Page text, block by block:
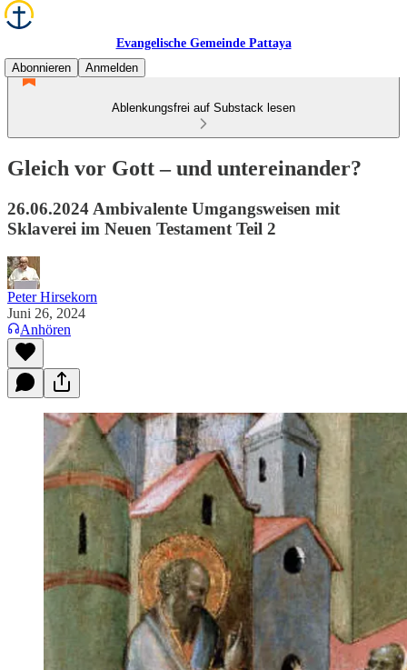
Evangelische Gemeinde Pattaya
Abonnieren
Anmelden
Ablenkungsfrei auf Substack lesen
Gleich vor Gott – und untereinander?
26.06.2024 Ambivalente Umgangsweisen mit
Sklaverei im Neuen Testament Teil 2
Peter Hirsekorn
Juni 26, 2024
Anhören